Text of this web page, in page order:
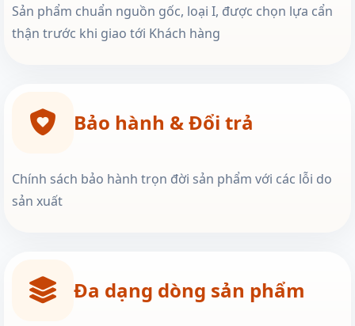
Sản phẩm chuẩn nguồn gốc, loại I, được chọn lựa cẩn
thận trước khi giao tới Khách hàng
Bảo hành & Đổi trả
Chính sách bảo hành trọn đời sản phẩm với các lỗi do
sản xuất
Đa dạng dòng sản phẩm